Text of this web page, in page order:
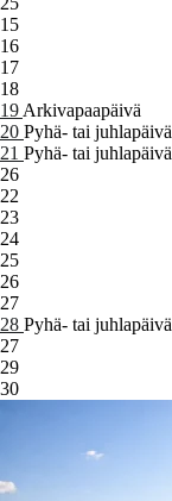
15
16
17
18
19 Arkivapaapäivä
20 Pyhä- tai juhlapäivä
21 Pyhä- tai juhlapäivä
26
22
23
24
25
26
27
28 Pyhä- tai juhlapäivä
27
29
30